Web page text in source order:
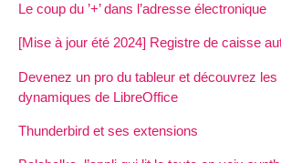
Le coup du ’+’ dans l’adresse électronique
[Mise à jour été 2024] Registre de caisse
Devenez un pro du tableur et découvrez les
dynamiques de LibreOffice
Thunderbird et ses extensions